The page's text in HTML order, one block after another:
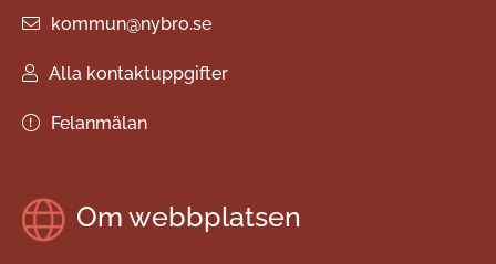
kommun@nybro.se
Alla kontaktuppgifter
Felanmälan
Om webbplatsen